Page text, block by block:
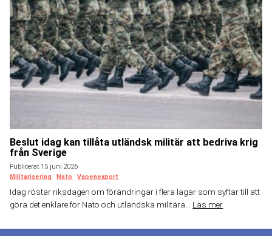
Beslut idag kan tillåta utländsk militär att bedriva krig
från Sverige
Publicerat 15 juni 2026
Militarisering
Nato Vapenexport
Idag röstar riksdagen om förändringar i flera lagar som syftar till att
göra det enklare för Nato och utländska militära... Läs mer